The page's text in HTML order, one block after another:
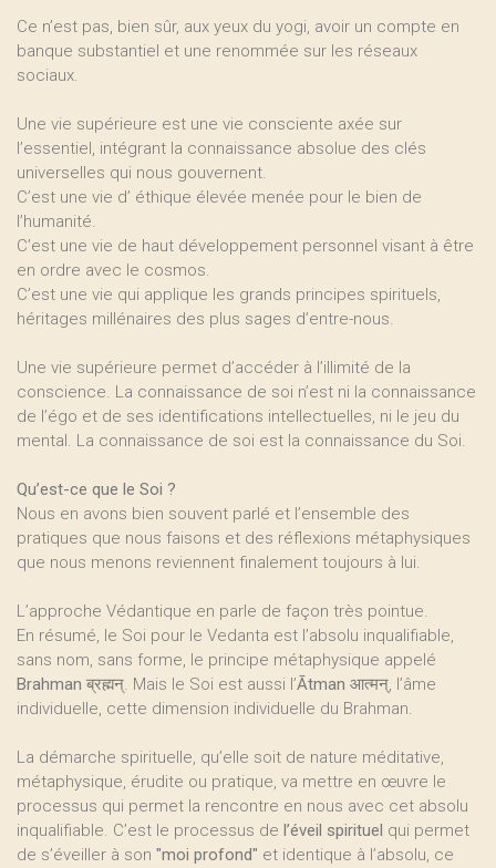
Ce n’est pas, bien sûr, aux yeux du yogi, avoir un compte en
banque substantiel et une renommée sur les réseaux
sociaux.
Une vie supérieure est une vie consciente axée sur
l’essentiel, intégrant la connaissance absolue des clés
universelles qui nous gouvernent.
C’est une vie d’ éthique élevée menée pour le bien de
l’humanité.
C’est une vie de haut développement personnel visant à être
en ordre avec le cosmos.
C’est une vie qui applique les grands principes spirituels,
héritages millénaires des plus sages d’entre-nous.
Une vie supérieure permet d’accéder à l’illimité de la
conscience. La connaissance de soi n’est ni la connaissance
de l’égo et de ses identifications intellectuelles, ni le jeu du
mental. La connaissance de soi est la connaissance du Soi.
Qu’est-ce que le Soi ?
Nous en avons bien souvent parlé et l’ensemble des
pratiques que nous faisons et des réflexions métaphysiques
que nous menons reviennent finalement toujours à lui.
L’approche Védantique en parle de façon très pointue.
En résumé, le Soi pour le Vedanta est l’absolu inqualifiable,
sans nom, sans forme, le principe métaphysique appelé
Brahman ब्रह्मन्. Mais le Soi est aussi l’Ātman आत्मन्, l’âme
individuelle, cette dimension individuelle du Brahman.
La démarche spirituelle, qu’elle soit de nature méditative,
métaphysique, érudite ou pratique, va mettre en œuvre le
processus qui permet la rencontre en nous avec cet absolu
inqualifiable. C’est le processus de l’éveil spirituel qui permet
de s’éveiller à son "moi profond" et identique à l’absolu, ce